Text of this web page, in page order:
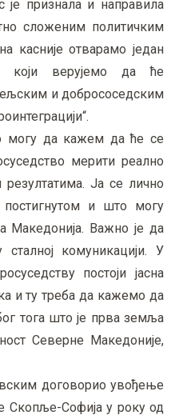
је признала и направила
сложеним политичким
касније отварамо један
који верујемо да ће
и добрососедским
могу да кажем да ће се
мерити реално
Ја се лично
постигнутом и што могу
Важно је да
комуникацији. У
постоји јасна
и ту треба да кажемо да
тога што је прва земља
Северне Македоније,
договорио увођење
Скопље-Софија у року од